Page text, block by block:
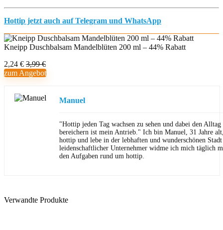
Hottip jetzt auch auf Telegram und WhatsApp
Kneipp Duschbalsam Mandelblüten 200 ml – 44% Rabatt
2,24 € 3,99 €
zum Angebot
Manuel
"Hottip jeden Tag wachsen zu sehen und dabei den
bereichern ist mein Antrieb." Ich bin Manuel, 31 Jahre
hottip und lebe in der lebhaften und wunderschönen
leidenschaftlicher Unternehmer widme ich mich täglich
den Aufgaben rund um hottip.
Verwandte Produkte